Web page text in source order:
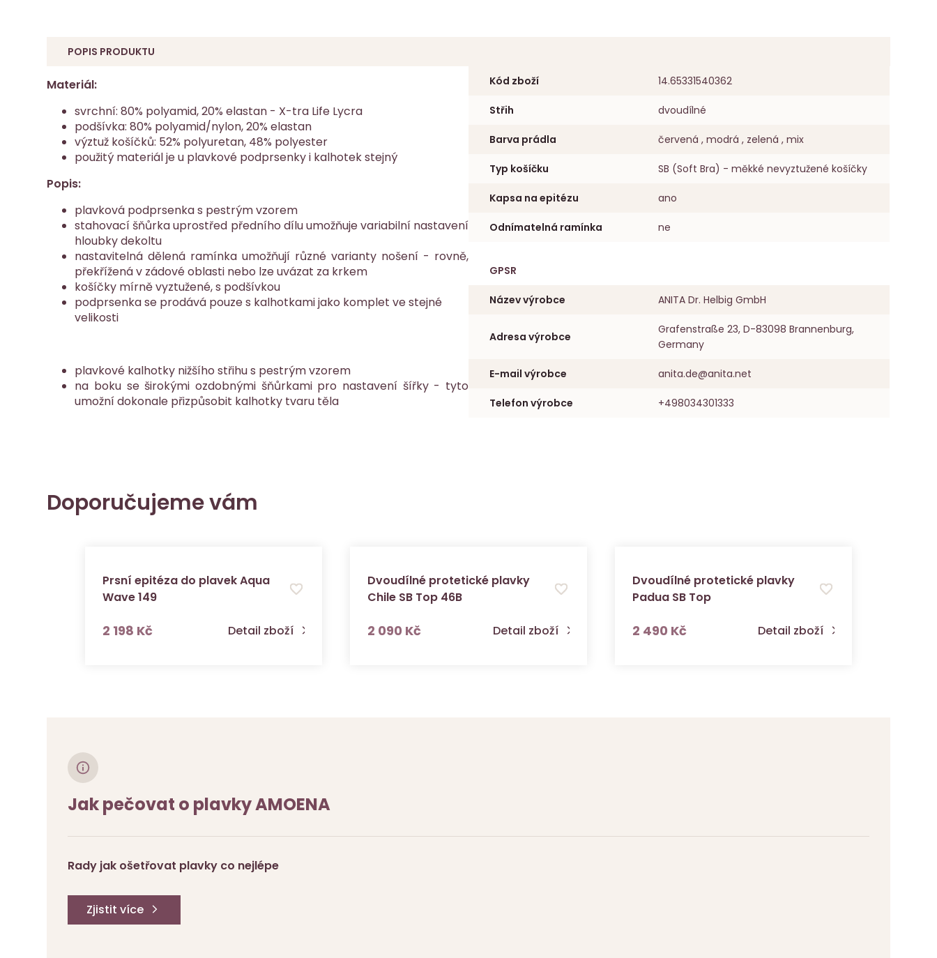
POPIS PRODUKTU
Materiál:
svrchní: 80% polyamid, 20% elastan - X-tra Life Lycra
podšívka: 80% polyamid/nylon, 20% elastan
výztuž košíčků: 52% polyuretan, 48% polyester
použitý materiál je u plavkové podprsenky i kalhotek stejný
Popis:
plavková podprsenka s pestrým vzorem
stahovací šňůrka uprostřed předního dílu umožňuje variabilní nastavení
hloubky dekoltu
nastavitelná dělená ramínka umožňují různé varianty nošení - rovně,
překřížená v zádové oblasti nebo lze uvázat za krkem
košíčky mírně vyztužené, s podšívkou
podprsenka se prodává pouze s kalhotkami jako komplet ve stejné
velikosti
plavkové kalhotky nižšího střihu s pestrým vzorem
na boku se širokými ozdobnými šňůrkami pro nastavení šířky - tyto
umožní dokonale přizpůsobit kalhotky tvaru těla
Kód zboží 14.65331540362
Střih dvoudílné
Barva prádla červená , modrá , zelená , mix
Typ košíčku SB (Soft Bra) - měkké nevyztužené košíčky
Kapsa na epitézu ano
Odnímatelná ramínka ne
GPSR
Název výrobce ANITA Dr. Helbig GmbH
Adresa výrobce
Grafenstraße 23, D-83098 Brannenburg,
Germany
E-mail výrobce anita.de@anita.net
Telefon výrobce +498034301333
Doporučujeme vám
Prsní epitéza do plavek Aqua
Wave 149
2 198 Kčs DPH Detail zboží
Dvoudílné protetické plavky
Chile SB Top 46B
2 090 Kčs DPH Detail zboží
Dvoudílné protetické plavky
Padua SB Top
2 490 Kčs DPH Detail zboží
Jak pečovat o plavky AMOENA
Rady jak ošetřovat plavky co nejlépe
Zjistit více